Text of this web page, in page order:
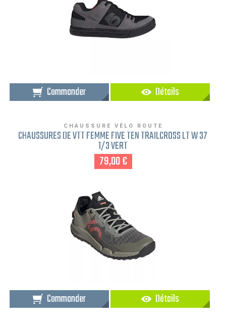
Commander Détails
CHAUSSURE VÉLO ROUTE
CHAUSSURES DE VTT FEMME FIVE TEN TRAILCROSS LT W 37
1/3 VERT
79,00 €
Commander Détails